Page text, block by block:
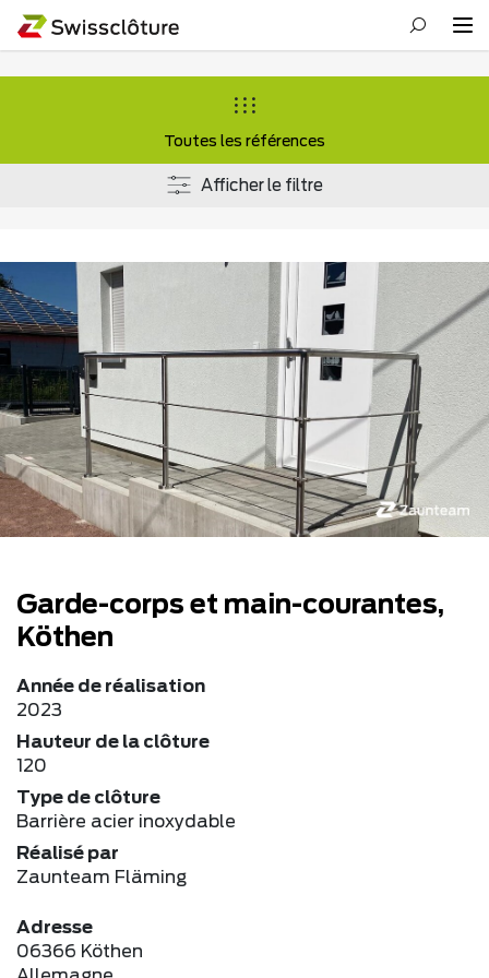
Toutes les références
Afficher le filtre
Garde-corps et main-courantes,
Köthen
Année de réalisation
2023
Hauteur de la clôture
120
Type de clôture
Barrière acier inoxydable
Réalisé par
Zaunteam Fläming
Adresse
06366 Köthen